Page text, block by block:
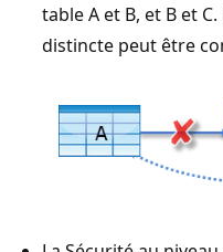
table A et B, et B et
distincte peut être